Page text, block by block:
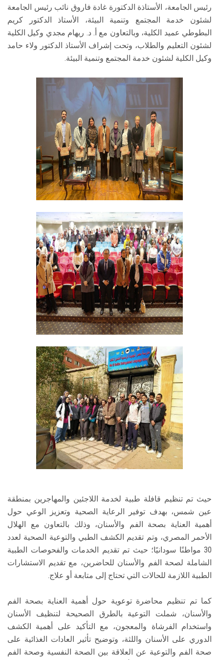
رئيس الجامعة، الأستاذة الدكتورة غادة فاروق نائب رئيس الجامعة
لشئون خدمة المجتمع وتنمية البيئة، الأستاذ الدكتور كريم
البطوطي عميد الكلية، وبالتعاون مع أ. د. ريهام مجدي وكيل الكلية
لشئون التعليم والطلاب، وتحت إشراف الأستاذ الدكتور ولاء حامد
وكيل الكلية لشئون خدمة المجتمع وتنمية البيئة.
حيث تم تنظيم قافلة طبية لخدمة اللاجئين والمهاجرين بمنطقة
عين شمس، بهدف توفير الرعاية الصحية وتعزيز الوعي حول
أهمية العناية بصحة الفم والأسنان، وذلك بالتعاون مع الهلال
الأحمر المصري، وتم تقديم الكشف الطبي والتوعية الصحية لعدد
30 مواطنًا سودانيًا؛ حيث تم تقديم الخدمات والفحوصات الطبية
الشاملة لصحة الفم والأسنان للحاضرين، مع تقديم الاستشارات
الطبية اللازمة للحالات التي تحتاج إلى متابعة أو علاج.
كما تم تنظيم محاضرة توعوية حول أهمية العناية بصحة الفم
والأسنان، شملت التوعية بالطرق الصحيحة لتنظيف الأسنان
واستخدام الفرشاة والمعجون، مع التأكيد على أهمية الكشف
الدوري على الأسنان واللثة، وتوضيح تأثير العادات الغذائية على
صحة الفم والتوعية عن العلاقة بين الصحة النفسية وصحة الفم